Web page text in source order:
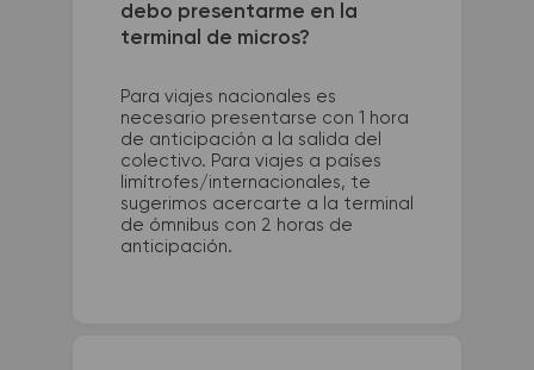
debo presentarme en la
terminal de micros?
Para viajes nacionales es
necesario presentarse con 1 hora
de anticipación a la salida del
colectivo. Para viajes a países
limítrofes/internacionales, te
sugerimos acercarte a la terminal
de ómnibus con 2 horas de
anticipación.